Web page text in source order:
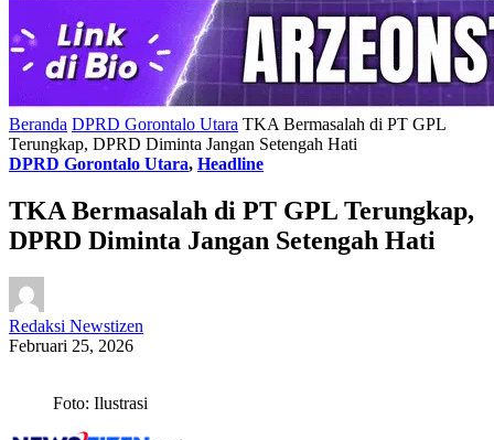
Beranda DPRD Gorontalo Utara TKA Bermasalah di PT GPL
Terungkap, DPRD Diminta Jangan Setengah Hati
DPRD Gorontalo Utara, Headline
TKA Bermasalah di PT GPL Terungkap,
DPRD Diminta Jangan Setengah Hati
Redaksi Newstizen
Februari 25, 2026
Foto: Ilustrasi